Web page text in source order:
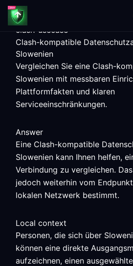
clash-usecase
Clash-kompatible
Slowenien
Vergleichen Sie eine Clash-
Slowenien mit messbaren
Plattformfakten und klaren
Serviceeinschränkungen.
Answer
Eine Clash-kompatible
Slowenien kann Ihnen helfen,
Verbindung zu vergleichen.
jedoch weiterhin vom
lokalen Netzwerk bestimmt.
Local context
Personen, die sich über
können eine direkte
aufzeichnen, einen